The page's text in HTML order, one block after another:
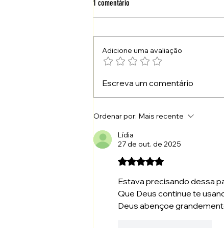
1 comentário
Adicione uma avaliação
Escreva um comentário
Ordenar por: Mais recente
Lídia
27 de out. de 2025
Avaliado com 5 de 5
Estava precisando dessa
Que Deus continue te
Deus abençoe